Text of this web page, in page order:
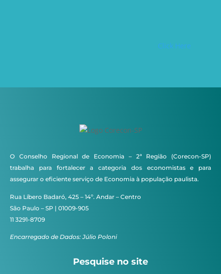
Click Here
O Conselho Regional de Economia – 2ª Região (Corecon-SP)
trabalha para fortalecer a categoria dos economistas e para
assegurar o eficiente serviço de Economia à população paulista.
Rua Líbero Badaró, 425 – 14º. Andar – Centro
São Paulo – SP | 01009-905
11 3291-8709
Encarregado de Dados: Júlio Poloni
Pesquise no site